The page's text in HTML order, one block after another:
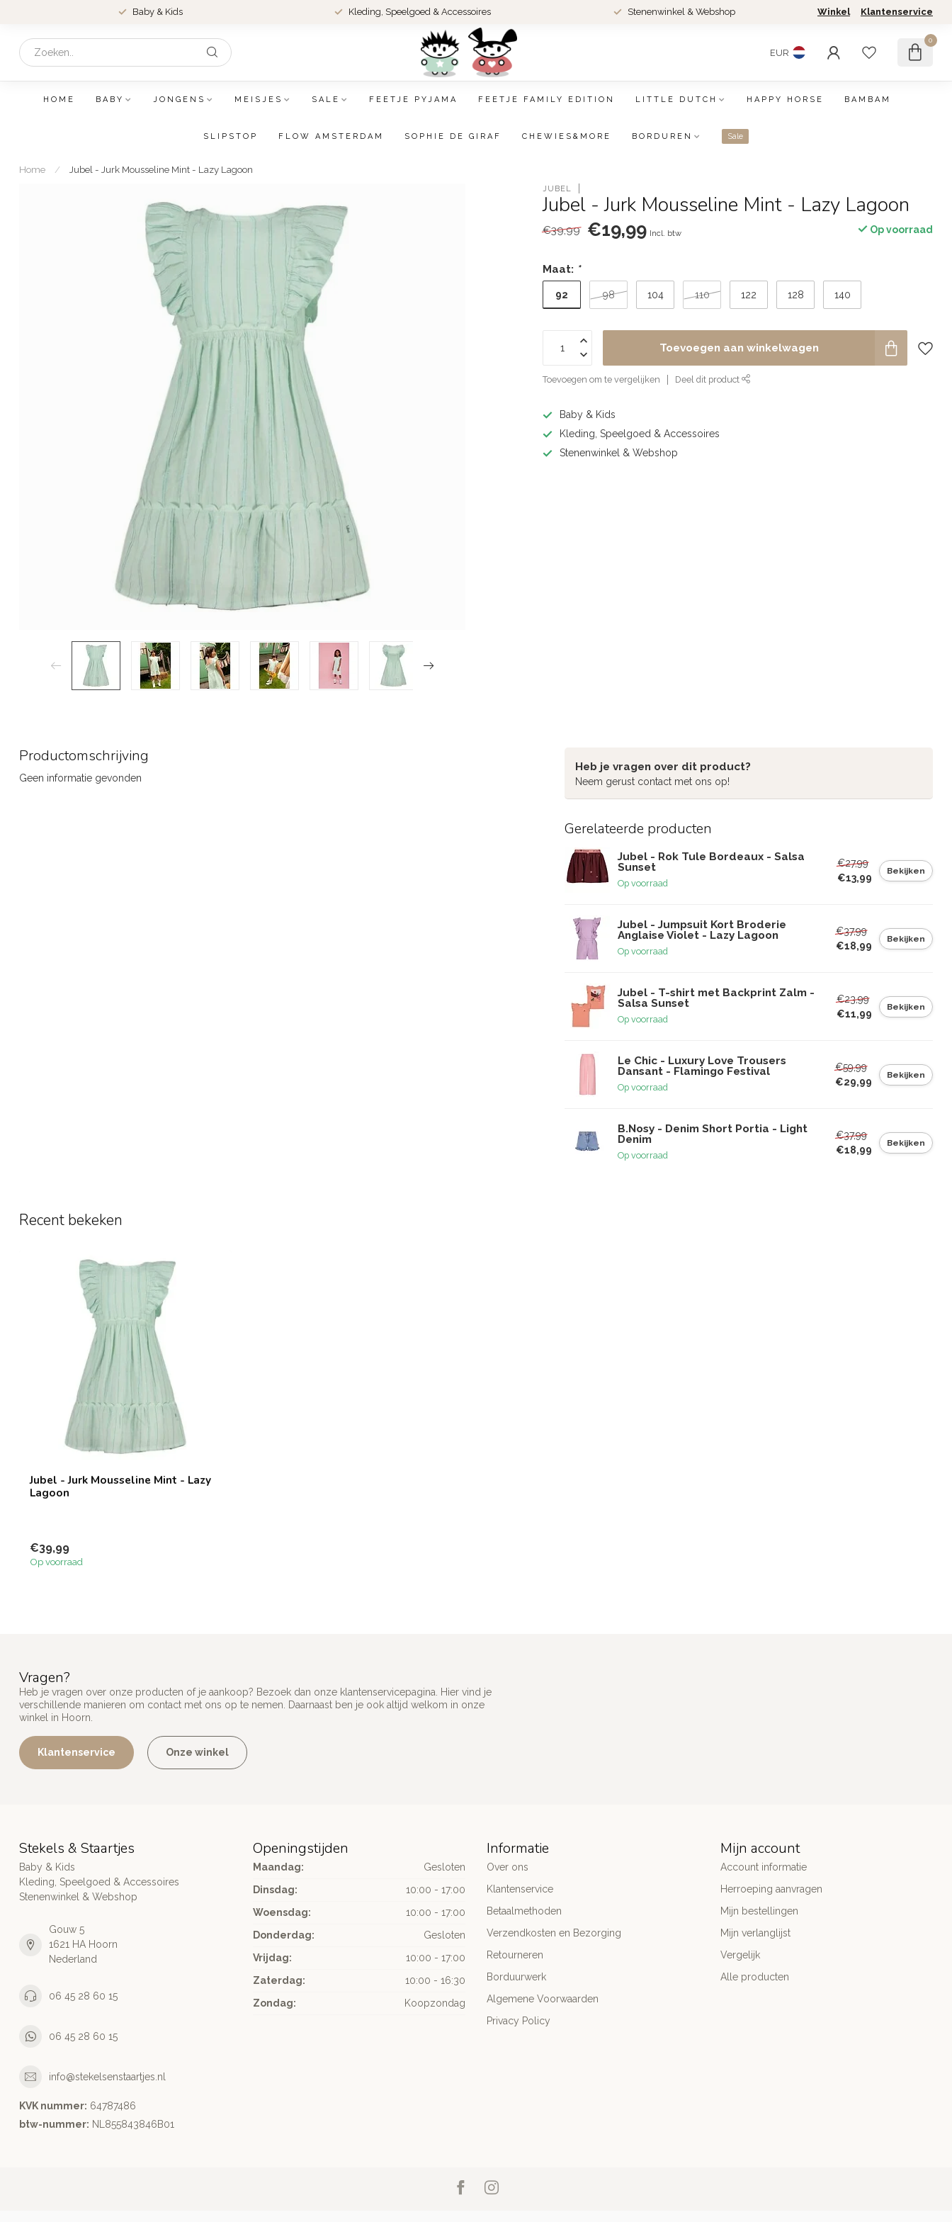
Baby & Kids Kleding, Speelgoed & Accessoires Stenenwinkel & Webshop Winkel Klantenservice
EUR
0
HOME BABY JONGENS MEISJES SALE FEETJE PYJAMA FEETJE FAMILY EDITION LITTLE DUTCH HAPPY HORSE BAMBAM
SLIPSTOP FLOW AMSTERDAM SOPHIE DE GIRAF CHEWIES&MORE BORDUREN Sale
Home / Jubel - Jurk Mousseline Mint - Lazy Lagoon
JUBEL
Jubel - Jurk Mousseline Mint - Lazy Lagoon
€39,99 €19,99 Incl. btw Op voorraad
Maat: *
92 98 104 110 122 128 140
Toevoegen aan winkelwagen
Toevoegen om te vergelijken Deel dit product
Baby & Kids
Kleding, Speelgoed & Accessoires
Stenenwinkel & Webshop
Productomschrijving
Geen informatie gevonden
Heb je vragen over dit product?
Neem gerust contact met ons op!
Gerelateerde producten
Jubel - Rok Tule Bordeaux - Salsa
Sunset
Op voorraad
€27,99
€13,99
Bekijken
Jubel - Jumpsuit Kort Broderie
Anglaise Violet - Lazy Lagoon
Op voorraad
€37,99
€18,99
Bekijken
Jubel - T-shirt met Backprint Zalm -
Salsa Sunset
Op voorraad
€23,99
€11,99
Bekijken
Le Chic - Luxury Love Trousers
Dansant - Flamingo Festival
Op voorraad
€59,99
€29,99
Bekijken
B.Nosy - Denim Short Portia - Light
Denim
Op voorraad
€37,99
€18,99
Bekijken
Recent bekeken
Jubel - Jurk Mousseline Mint - Lazy
Lagoon
€39,99
Op voorraad
Vragen?
Heb je vragen over onze producten of je aankoop? Bezoek dan onze klantenservicepagina. Hier vind je
verschillende manieren om contact met ons op te nemen. Daarnaast ben je ook altijd welkom in onze
winkel in Hoorn.
Klantenservice Onze winkel
Stekels & Staartjes
Baby & Kids
Kleding, Speelgoed & Accessoires
Stenenwinkel & Webshop
Gouw 5
1621 HA Hoorn
Nederland
06 45 28 60 15
06 45 28 60 15
info@stekelsenstaartjes.nl
KVK nummer: 64787486
btw-nummer: NL855843846B01
Openingstijden
Maandag:
Gesloten
Dinsdag:
10:00 - 17:00
Woensdag:
10:00 - 17:00
Donderdag:
Gesloten
Vrijdag:
10:00 - 17:00
Zaterdag:
10:00 - 16:30
Zondag:
Koopzondag
Informatie
Over ons
Klantenservice
Betaalmethoden
Verzendkosten en Bezorging
Retourneren
Borduurwerk
Algemene Voorwaarden
Privacy Policy
Mijn account
Account informatie
Herroeping aanvragen
Mijn bestellingen
Mijn verlanglijst
Vergelijk
Alle producten